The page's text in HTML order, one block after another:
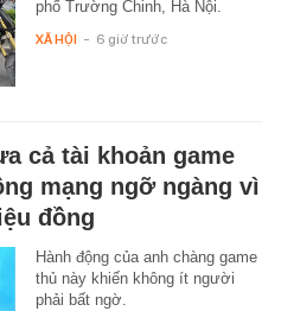
phố Trường Chinh, Hà Nội.
XÃ HỘI - 6 giờ trước
cả tài khoản game
mạng ngỡ ngàng vì
đồng
Hành động của anh chàng game
thủ này khiến không ít người
phải bất ngờ.